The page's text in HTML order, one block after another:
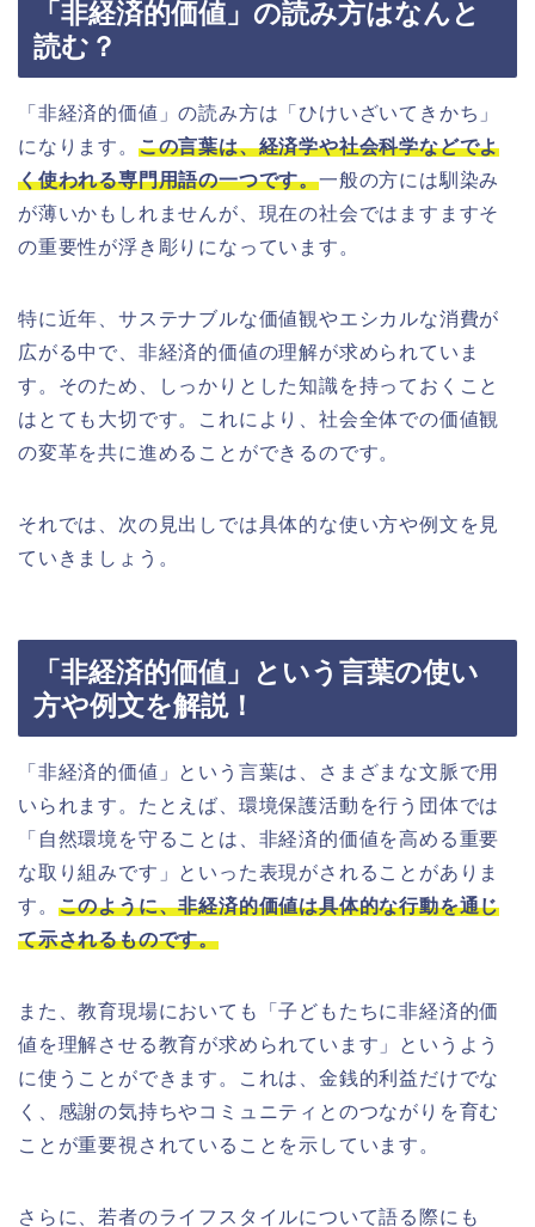
「非経済的価値」の読み方はなんと
読む？
「非経済的価値」の読み方は「ひけいざいてきかち」
になります。 この言葉は、経済学や社会科学などでよ
く使われる専門用語の一つです。一般の方には馴染み
が薄いかもしれませんが、現在の社会ではますますそ
の重要性が浮き彫りになっています。
特に近年、サステナブルな価値観やエシカルな消費が
広がる中で、非経済的価値の理解が求められていま
す。そのため、しっかりとした知識を持っておくこと
はとても大切です。これにより、社会全体での価値観
の変革を共に進めることができるのです。
それでは、次の見出しでは具体的な使い方や例文を見
ていきましょう。
「非経済的価値」という言葉の使い
方や例文を解説！
「非経済的価値」という言葉は、さまざまな文脈で用
いられます。たとえば、環境保護活動を行う団体では
「自然環境を守ることは、非経済的価値を高める重要
な取り組みです」といった表現がされることがありま
す。 このように、非経済的価値は具体的な行動を通じ
て示されるものです。
また、教育現場においても「子どもたちに非経済的価
値を理解させる教育が求められています」というよう
に使うことができます。これは、金銭的利益だけでな
く、感謝の気持ちやコミュニティとのつながりを育む
ことが重要視されていることを示しています。
さらに、若者のライフスタイルについて語る際にも